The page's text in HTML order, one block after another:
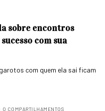
sobre encontros
com sua
com quem ela sai ficam
0 COMPARTILHAMENTOS